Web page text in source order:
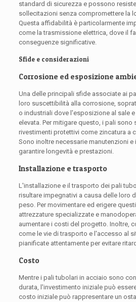
standard di sicurezza e possono
sollecitazioni senza compromettere la
Questa affidabilità è particolarmente
come la trasmissione elettrica, dove il
conseguenze significative.
Sfide e considerazioni
Corrosione ed esposizione
Una delle principali sfide associate ai
loro suscettibilità alla corrosione,
o industriali dove l'esposizione al sale
elevata. Per mitigare questo, i pali
rivestimenti protettivi come zincatura a
Sono inoltre necessarie manutenzioni
garantire longevità e prestazioni.
Installazione e trasporto
L'installazione e il trasporto dei pali
risultare impegnativi a causa delle loro
peso. Per movimentare ed erigere
attrezzature specializzate e
aumentare i costi del progetto. Inoltre,
come le vie di trasporto e l'accesso al
pianificate attentamente per evitare
Costo
Mentre i pali tubolari in acciaio sono
durata, l'investimento iniziale può
costo iniziale può rappresentare un